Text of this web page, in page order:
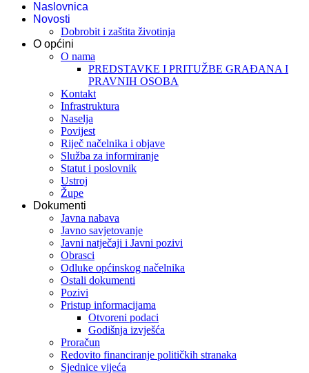
Naslovnica
Novosti
Dobrobit i zaštita životinja
O općini
O nama
PREDSTAVKE I PRITUŽBE GRAĐANA I
PRAVNIH OSOBA
Kontakt
Infrastruktura
Naselja
Povijest
Riječ načelnika i objave
Služba za informiranje
Statut i poslovnik
Ustroj
Župe
Dokumenti
Javna nabava
Javno savjetovanje
Javni natječaji i Javni pozivi
Obrasci
Odluke općinskog načelnika
Ostali dokumenti
Pozivi
Pristup informacijama
Otvoreni podaci
Godišnja izvješća
Proračun
Redovito financiranje političkih stranaka
Sjednice vijeća